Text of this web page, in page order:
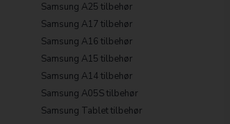
Samsung A25 tilbehør
Samsung A17 tilbehør
Samsung A16 tilbehør
Samsung A15 tilbehør
Samsung A14 tilbehør
Samsung A05S tilbehør
Samsung Tablet tilbehør